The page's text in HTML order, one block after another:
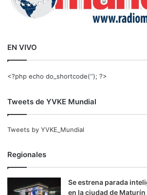
EN VIVO
<?php echo do_shortcode(‘‘); ?>
Tweets de YVKE Mundial
Tweets by YVKE_Mundial
Regionales
Se estrena parada
en la ciudad de Maturín